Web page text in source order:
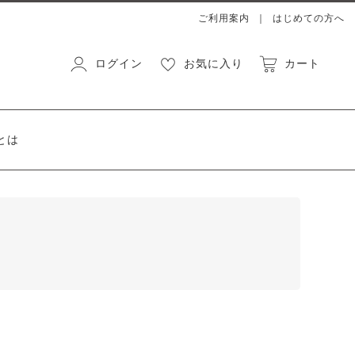
ログイン お気に入り カート
ご利用案内 はじめての方へ
は